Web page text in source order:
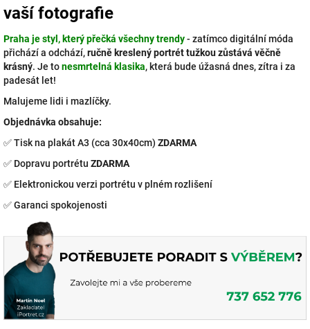
vaší fotografie
Praha je styl, který přečká všechny trendy- zatímco digitální móda
přichází a odchází,ručně kreslený portrét tužkou zůstává věčně
krásný. Je tonesmrtelná klasika, která bude úžasná dnes, zítra i za
padesát let!
Malujeme lidi i mazlíčky.
Objednávka obsahuje:
✅ Tisk na plakát A3 (cca 30x40cm) ZDARMA
✅ Dopravu portrétu ZDARMA
✅ Elektronickou verzi portrétu v plném rozlišení
✅Garanci spokojenosti